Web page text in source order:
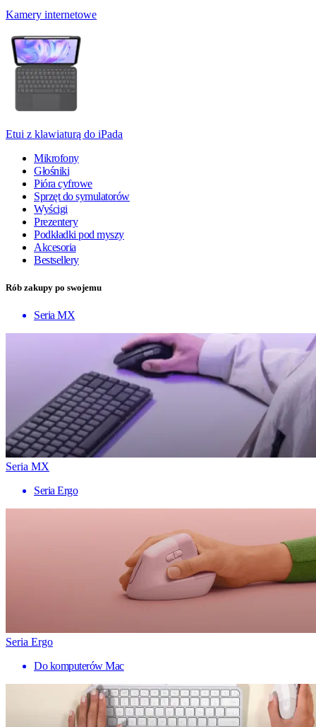
Kamery internetowe
Etui z klawiaturą do iPada
Mikrofony
Głośniki
Pióra cyfrowe
Sprzęt do symulatorów
Wyścigi
Prezentery
Podkładki pod myszy
Akcesoria
Bestsellery
Rób zakupy po swojemu
Seria MX
Seria MX
Seria Ergo
Seria Ergo
Do komputerów Mac